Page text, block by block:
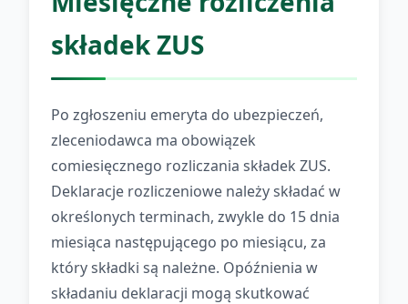
składek ZUS
Po zgłoszeniu emeryta do ubezpieczeń,
zleceniodawca ma obowiązek
comiesięcznego rozliczania składek ZUS.
Deklaracje rozliczeniowe należy składać w
określonych terminach, zwykle do 15 dnia
miesiąca następującego po miesiącu, za
który składki są należne. Opóźnienia w
składaniu deklaracji mogą skutkować